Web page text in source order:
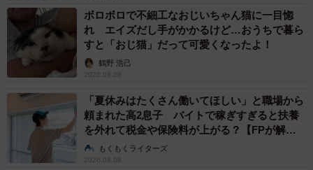
ボロボロで不細工なおじいちゃん猫に一目惚
れ エイズだし手がかかるけど…おうちで暮ら
すと「おじ猫」だって可愛くなったよ！
鶴野 浩己
2026.08.08
「夏休みはたくさん働いてほしい」と職場から
頼まれた高2息子 バイトで稼ぎすぎると扶養
を外れて税金や保険料が上がる？【FPが解
説】もくもくライターズ
2026.08.08